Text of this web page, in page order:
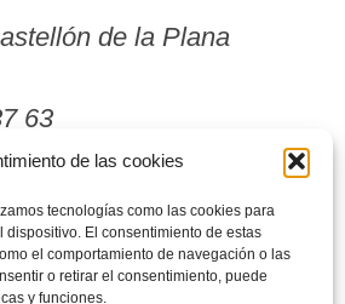
de las cookies
tecnologías como las cookies para
El consentimiento de estas
el comportamiento de navegación o las
o retirar el consentimiento, puede
y funciones.
de la Plana
63